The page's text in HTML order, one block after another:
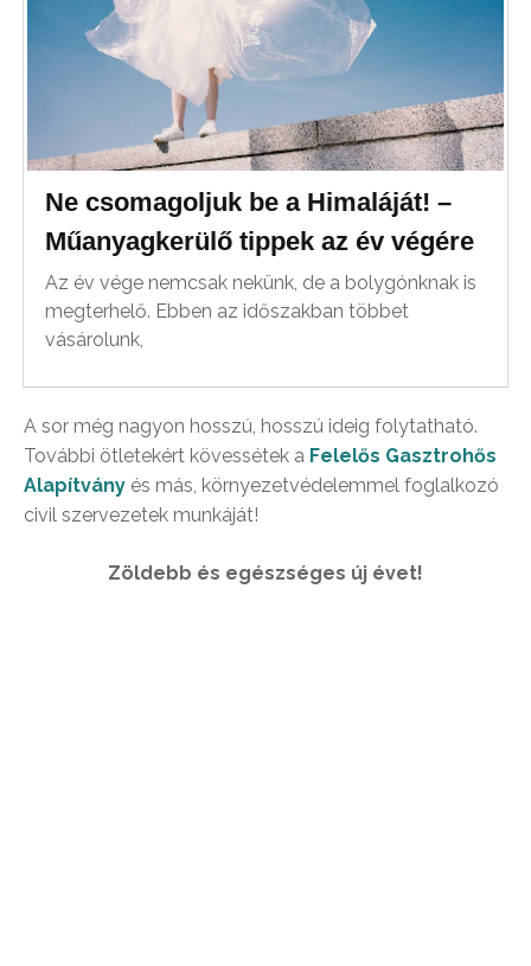
Ne csomagoljuk be a Himaláját! –
Műanyagkerülő tippek az év végére
Az év vége nemcsak nekünk, de a bolygónknak is
megterhelő. Ebben az időszakban többet
vásárolunk,
A sor még nagyon hosszú, hosszú ideig folytatható.
További ötletekért kövessétek a Felelős Gasztrohős
Alapítvány és más, környezetvédelemmel foglalkozó
civil szervezetek munkáját!
Zöldebb és egészséges új évet!